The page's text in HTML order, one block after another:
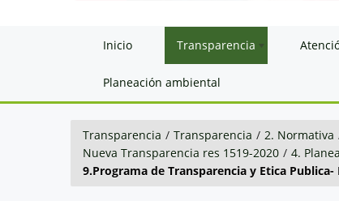
Inicio Transparencia
Planeación ambiental
Transparencia / Transparencia / 2. Normativa
Nueva Transparencia res 1519-2020 / 4.
9.Programa de Transparencia y Etica Publica-